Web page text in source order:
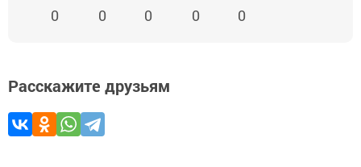
0 0 0 0 0
Расскажите друзьям